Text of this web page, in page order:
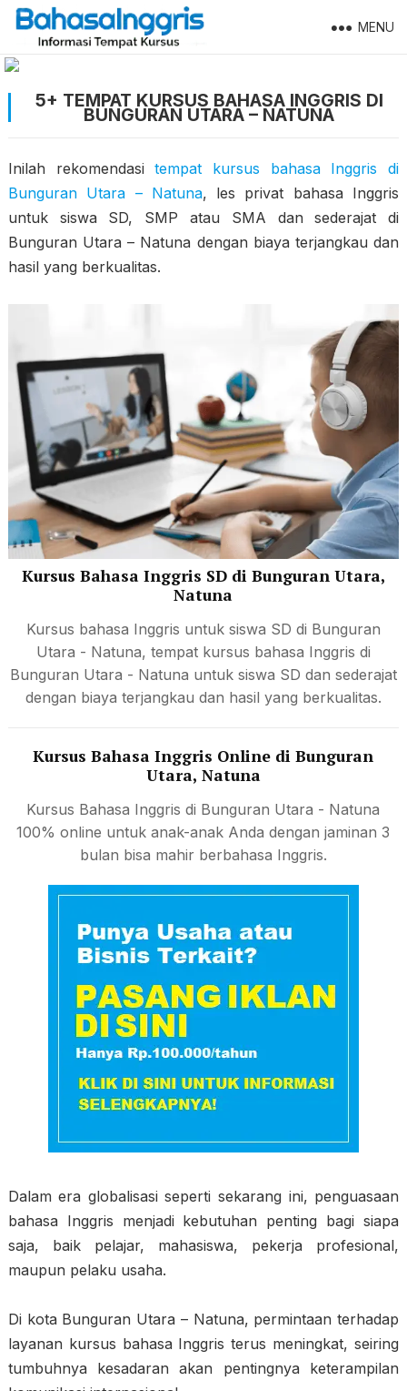
MENU
5+ TEMPAT KURSUS BAHASA INGGRIS DI
BUNGURAN UTARA – NATUNA
Inilah rekomendasitempat kursus bahasa Inggris di
Bunguran Utara – Natuna, les privat bahasa Inggris
untuk siswa SD, SMP atau SMA dan sederajat di
Bunguran Utara – Natuna dengan biaya terjangkau dan
hasil yang berkualitas.
Kursus Bahasa Inggris SD di Bunguran Utara,
Natuna
Kursus bahasa Inggris untuk siswa SD di Bunguran
Utara - Natuna, tempat kursus bahasa Inggris di
Bunguran Utara - Natuna untuk siswa SD dan sederajat
dengan biaya terjangkau dan hasil yang berkualitas.
Kursus Bahasa Inggris Online di Bunguran
Utara, Natuna
Kursus Bahasa Inggris di Bunguran Utara - Natuna
100% online untuk anak-anak Anda dengan jaminan 3
bulan bisa mahir berbahasa Inggris.
Dalam era globalisasi seperti sekarang ini, penguasaan
bahasa Inggris menjadi kebutuhan penting bagi siapa
saja, baik pelajar, mahasiswa, pekerja profesional,
maupun pelaku usaha.
Di kota Bunguran Utara – Natuna, permintaan terhadap
layanan kursus bahasa Inggris terus meningkat, seiring
tumbuhnya kesadaran akan pentingnya keterampilan